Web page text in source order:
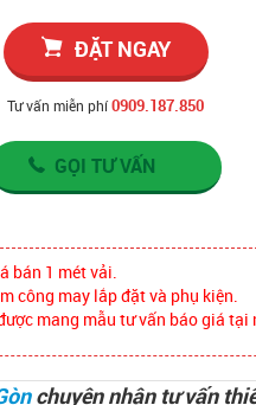
ĐẶT NGAY
Tư vấn miễn phí0909.187.850
GỌI TƯ VẤN
bán 1 mét vải.
công may lắp đặt và phụ kiện.
mang mẫu tư vấn báo giá tại
chuyên nhận tư vấn